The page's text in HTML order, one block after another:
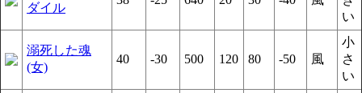
ダイル
い
溺死した魂
(女)
40 -30 500 120 80 -50 風
小
さ
い